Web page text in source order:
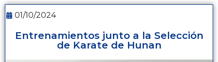
01/10/2024
Entrenamientos junto a la Selección
de Karate de Hunan